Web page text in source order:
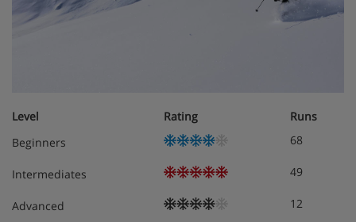
Level Rating
Runs
Beginners
68
Intermediates 49
Advanced 12